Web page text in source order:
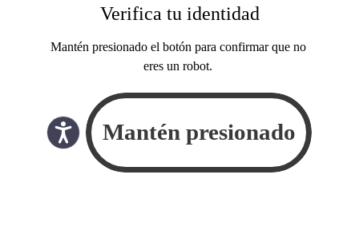
Verifica tu identidad
Mantén presionado el botón para confirmar que no
eres un robot.